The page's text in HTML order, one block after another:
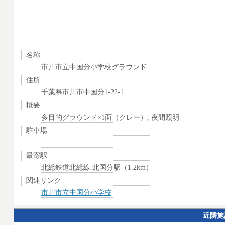
名称
市川市立中国分小学校グラウンド
住所
千葉県市川市中国分1-22-1
概要
多目的グラウンド×1面（クレー）, 夜間照明
駐車場
-
最寄駅
北総鉄道北総線 北国分駅（1.2km）
関連リンク
市川市立中国分小学校
近隣